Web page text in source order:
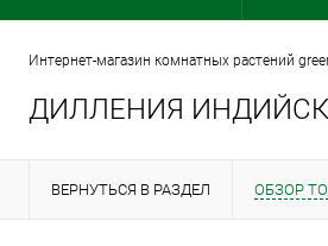
интернет-магазин комнатных растений
ДИЛЛЕНИЯ
ВЕРНУТЬСЯ В РАЗДЕЛ ОБЗОР